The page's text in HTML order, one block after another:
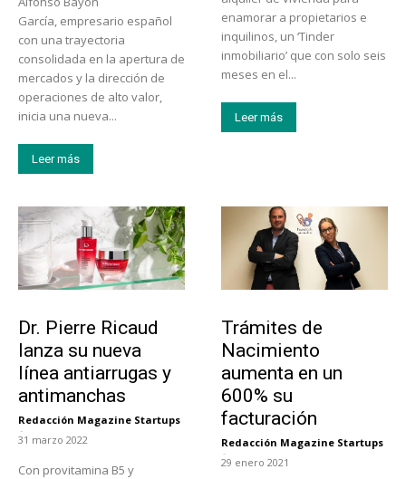
García, empresario español
con una trayectoria
consolidada en la apertura de
mercados y la dirección de
operaciones de alto valor,
inicia una nueva...
Leer más
enamorar a propietarios e
inquilinos, un ‘Tinder
inmobiliario’ que con solo seis
meses en el...
Leer más
Dr. Pierre Ricaud
lanza su nueva
línea antiarrugas y
antimanchas
Redacción Magazine Startups
-
31 marzo 2022
Con provitamina B5 y
Trámites de
Nacimiento
aumenta en un
600% su
facturación
Redacción Magazine Startups
-
29 enero 2021